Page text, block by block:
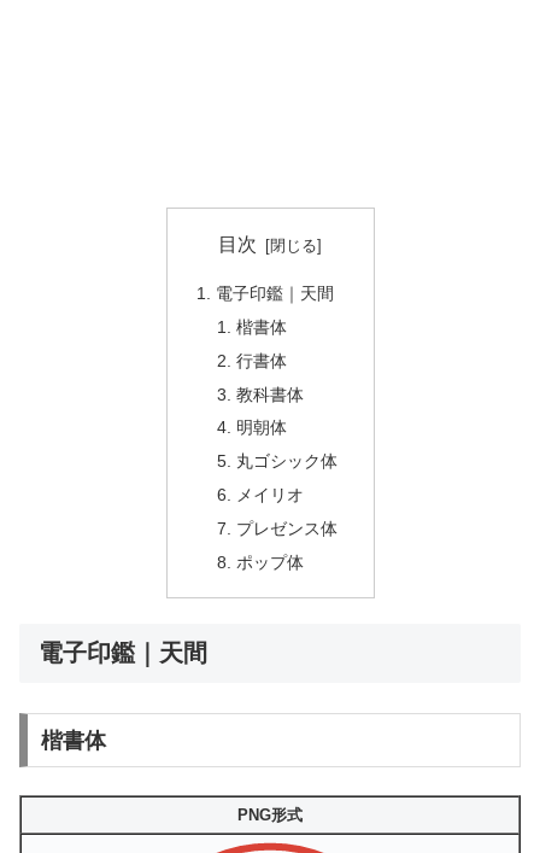
目次
電子印鑑｜天間
楷書体
行書体
教科書体
明朝体
丸ゴシック体
メイリオ
プレゼンス体
ポップ体
電子印鑑｜天間
楷書体
PNG形式